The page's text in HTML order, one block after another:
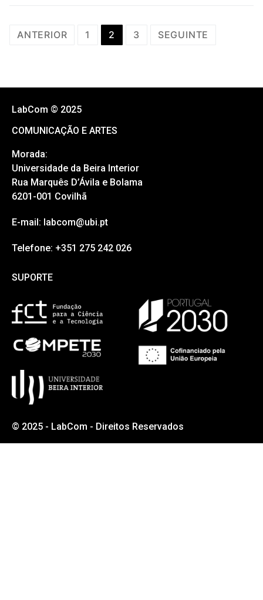
ANTERIOR 1 2 3 SEGUINTE
LabCom © 2025
COMUNICAÇÃO E ARTES
Morada:
Universidade da Beira Interior
Rua Marquês D’Ávila e Bolama
6201-001 Covilhã
E-mail: labcom@ubi.pt
Telefone: +351 275 242 026
SUPORTE
© 2025 - LabCom - Direitos Reservados